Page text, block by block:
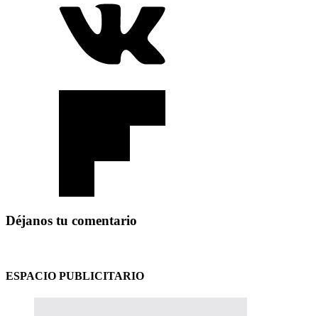
Déjanos tu comentario
ESPACIO PUBLICITARIO